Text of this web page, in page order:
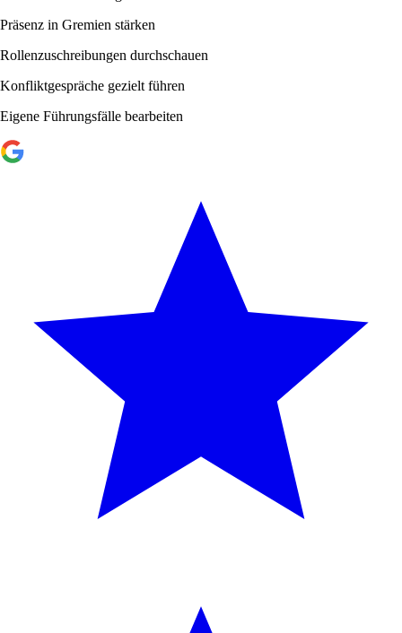
Präsenz in Gremien stärken
Rollenzuschreibungen durchschauen
Konfliktgespräche gezielt führen
Eigene Führungsfälle bearbeiten